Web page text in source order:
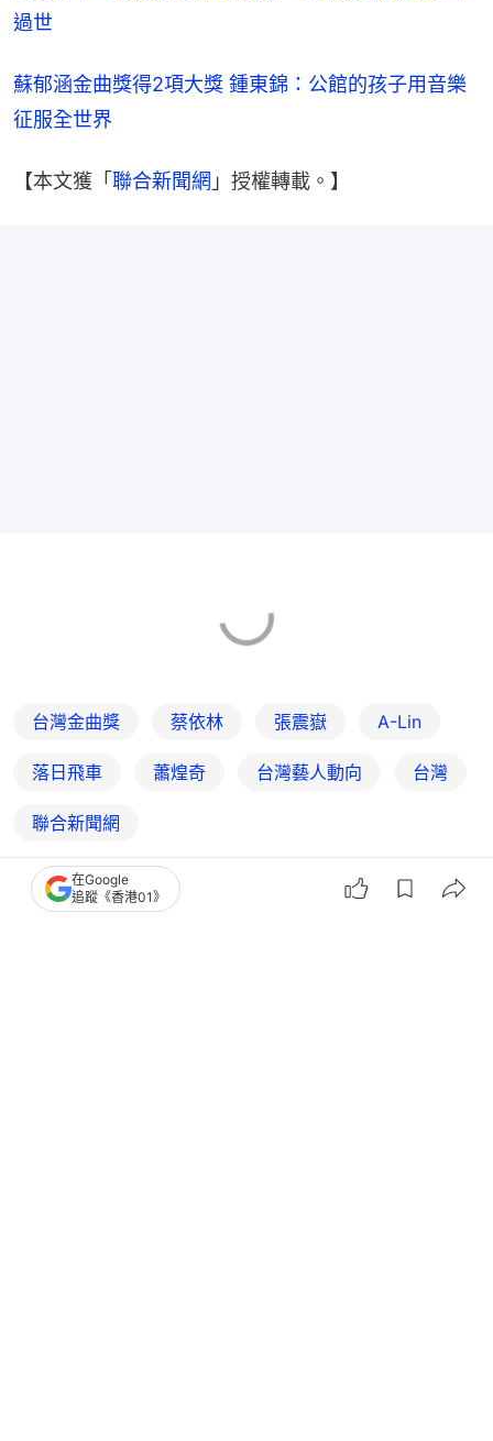
過世
蘇郁涵金曲獎得2項大獎 鍾東錦：公館的孩子用音樂
征服全世界
【本文獲「聯合新聞網 」授權轉載。】
台灣金曲獎 蔡依林 張震嶽 A-Lin
落日飛車 蕭煌奇 台灣藝人動向 台灣
聯合新聞網
2
在Google
追蹤《香港01》